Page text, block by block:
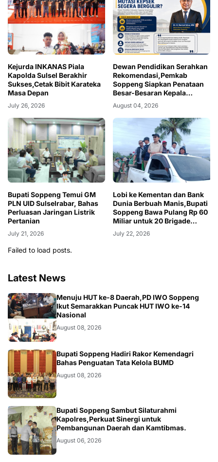
Kejurda INKANAS Piala
Kapolda Sulsel Berakhir
Sukses,Cetak Bibit Karateka
Masa Depan
July 26, 2026
Dewan Pendidikan Serahkan
Rekomendasi,Pemkab
Soppeng Siapkan Penataan
Besar-Besaran Kepala
Sekolah
August 04, 2026
Bupati Soppeng Temui GM
PLN UID Sulselrabar, Bahas
Perluasan Jaringan Listrik
Pertanian
July 21, 2026
Lobi ke Kementan dan Bank
Dunia Berbuah Manis,Bupati
Soppeng Bawa Pulang Rp 60
Miliar untuk 20 Brigade
Pangan Milenial
July 22, 2026
Failed to load posts.
Latest News
NEWS
Menuju HUT ke-8 Daerah,PD IWO Soppeng
Ikut Semarakkan Puncak HUT IWO ke-14
Nasional
August 08, 2026
NEWS
Bupati Soppeng Hadiri Rakor Kemendagri
Bahas Penguatan Tata Kelola BUMD
August 08, 2026
NEWS
Bupati Soppeng Sambut Silaturahmi
Kapolres,Perkuat Sinergi untuk
Pembangunan Daerah dan Kamtibmas.
August 06, 2026